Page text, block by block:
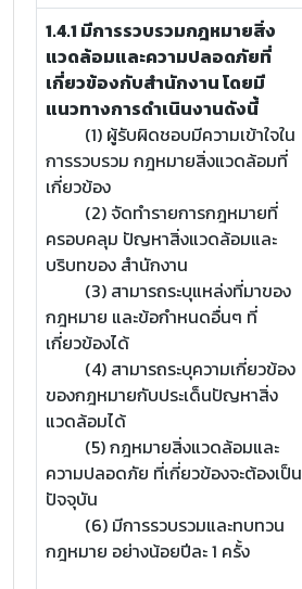
1.4.1 มีการรวบรวมกฎหมายสิ่ง
แวดล้อมและความปลอดภัยที่
เกี่ยวข้องกับสำนักงาน โดยมี
แนวทางการดำเนินงานดังนี้
(1) ผู้รับผิดชอบมีความเข้าใจใน
การรวบรวม กฎหมายสิ่งแวดล้อมที่
เกี่ยวข้อง
(2) จัดทำรายการกฎหมายที่
ครอบคลุม ปัญหาสิ่งแวดล้อมและ
บริบทของ สำนักงาน
(3) สามารถระบุแหล่งที่มาของ
กฎหมาย และข้อกำหนดอื่นๆ ที่
เกี่ยวข้องได้
(4) สามารถระบุความเกี่ยวข้อง
ของกฎหมายกับประเด็นปัญหาสิ่ง
แวดล้อมได้
(5) กฎหมายสิ่งแวดล้อมและ
ความปลอดภัย ที่เกี่ยวข้องจะต้องเป็น
ปัจจุบัน
(6) มีการรวบรวมและทบทวน
กฎหมาย อย่างน้อยปีละ 1 ครั้ง